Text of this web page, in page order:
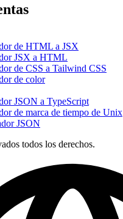
de HTML a JSX
JSX a HTML
de CSS a Tailwind CSS
de color
JSON a TypeScript
de marca de tiempo de Unix
JSON
todos los derechos.